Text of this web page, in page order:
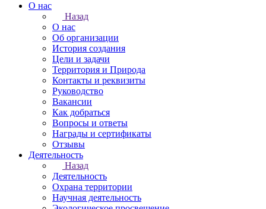
О нас
Назад
О нас
Об организации
История создания
Цели и задачи
Территория и Природа
Контакты и реквизиты
Руководство
Вакансии
Как добраться
Вопросы и ответы
Награды и сертификаты
Отзывы
Деятельность
Назад
Деятельность
Охрана территории
Научная деятельность